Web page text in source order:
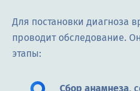
Для постановки диагноза
проводит обследование.
этапы:
Сбор анамнеза,